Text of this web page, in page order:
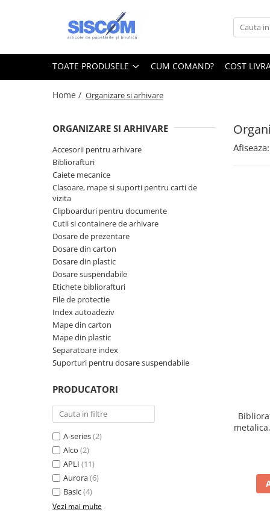
Toate Produsele
Accesorii pentru birou
Agrafe si clipsuri
Benzi adezive si dispensere pentru
Buzunare, folii autoadezive si
Capsatoare si decapsatoare
Cuttere, rezerve si cutite pentru
corespondenta
Elastice, buretiere, lupe
Lipici si alti adezivi
Perforatoare de birou si
profesionale
Pioneze si ace cu gamalie
Stampile, tusuri si tusiere
Suporturi pentru articole de birou
Suporturi pentru documente,
reviste, cataloage
Tavite pentru documente
Organizare si arhivare
Accesorii pentru arhivare
Bibliorafturi
Caiete mecanice
Clasoare, mape si suporti pentru
carti de vizita
TOATE PRODUSELE CUM COMAND? COST
Home / Organizare si arhivare
ORGANIZARE SI ARHIVARE
Accesorii pentru arhivare
Bibliorafturi
Caiete mecanice
Clasoare, mape si suporti pentru carti de
vizita
Clipboarduri pentru documente
Cutii si containere de arhivare
Dosare de prezentare
Dosare din carton
Dosare din plastic
Dosare suspendabile
Etichete bibliorafturi
File de protectie
Index autoadeziv
Mape din carton
Mape din plastic
Separatoare index
Suporturi pentru dosare suspendabile
PRODUCATORI
A-series(2)
Alco (2)
APLI (11)
Aurora(6)
Basic(4)
Vezi mai multe
Afiseaza: